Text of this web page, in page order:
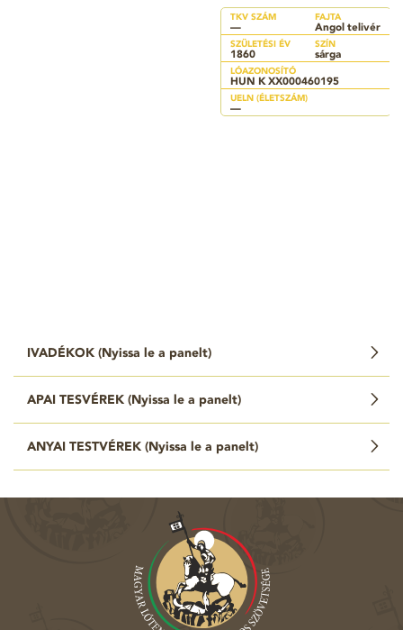
TKV SZÁM
—
FAJTA
Angol telivér
SZÜLETÉSI ÉV
1860
SZÍN
sárga
LÓAZONOSÍTÓ
HUN K XX000460195
UELN (ÉLETSZÁM)
—
IVADÉKOK ( Nyissa le a panelt)
APAI TESVÉREK ( Nyissa le a panelt)
ANYAI TESTVÉREK ( Nyissa le a panelt)